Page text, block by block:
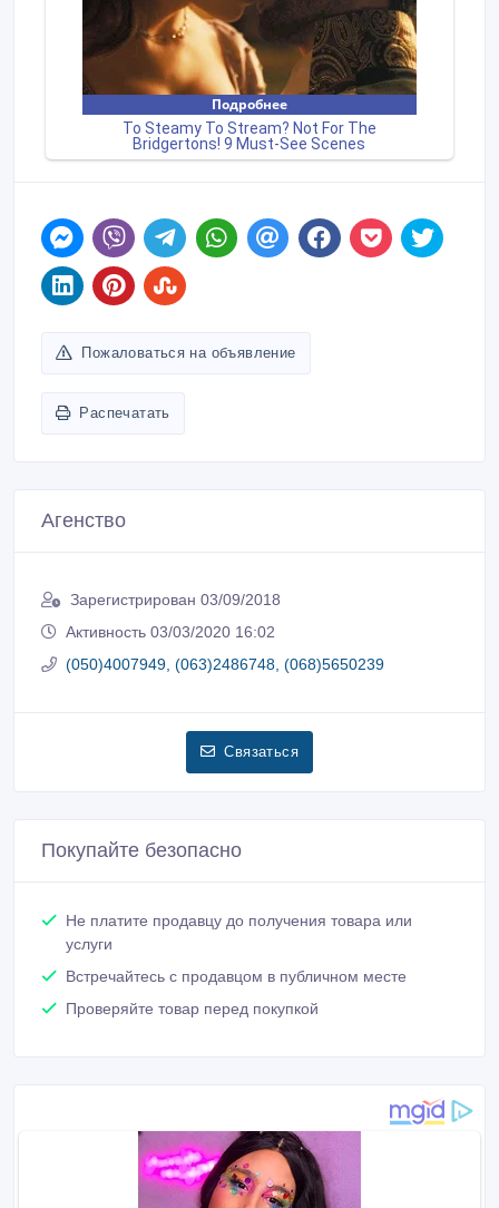
Пожаловаться на объявление
Распечатать
Агенство
Зарегистрирован 03/09/2018
Активность 03/03/2020 16:02
(050)4007949, (063)2486748, (068)5650239
Связаться
Покупайте безопасно
Не платите продавцу до получения товара или
услуги
Встречайтесь с продавцом в публичном месте
Проверяйте товар перед покупкой